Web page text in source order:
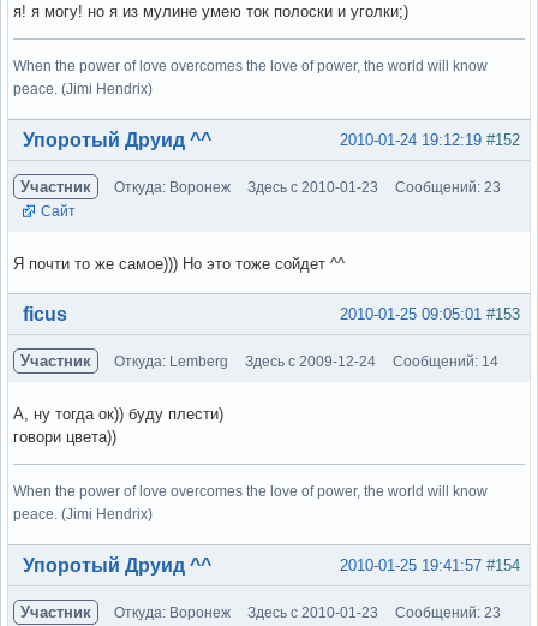
я! я могу! но я из мулине умею ток полоски и уголки;)
When the power of love overcomes the love of power, the world will know
peace. (Jimi Hendrix)
Вне форума #152
2010-01-24 19:12:19
Упоротый Друид ^^
Участник Откуда: Воронеж Здесь с 2010-01-23
Сообщений: 23
Сайт
Я почти то же самое))) Но это тоже сойдет ^^
Вне форума #153
2010-01-25 09:05:01
ficus
Участник Откуда: Lemberg Здесь с 2009-12-24 Сообщений: 14
А, ну тогда ок)) буду плести)
говори цвета))
When the power of love overcomes the love of power, the world will know
peace. (Jimi Hendrix)
Вне форума #154
2010-01-25 19:41:57
Упоротый Друид ^^
Участник Откуда: Воронеж Здесь с 2010-01-23
Сообщений: 23